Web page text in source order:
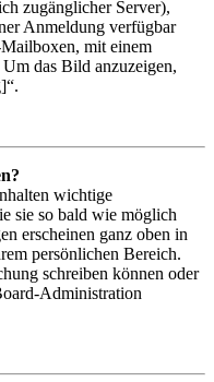
zugänglicher Server),
Anmeldung verfügbar
mit einem
das Bild anzuzeigen,
wichtige
sie so bald wie möglich
erscheinen ganz oben in
persönlichen Bereich.
schreiben können oder
Administration